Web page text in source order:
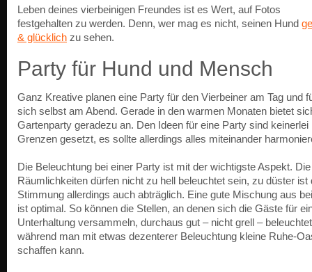
Leben deines vierbeinigen Freundes ist es Wert, auf Fotos
festgehalten zu werden. Denn, wer mag es nicht, seinen Hund
& glücklich zu sehen.
Party für Hund und Mensch
Ganz Kreative planen eine Party für den Vierbeiner am Tag und
sich selbst am Abend. Gerade in den warmen Monaten bietet
Gartenparty geradezu an. Den Ideen für eine Party sind keinerlei
Grenzen gesetzt, es sollte allerdings alles miteinander
Die Beleuchtung bei einer Party ist mit der wichtigste Aspekt. Die
Räumlichkeiten dürfen nicht zu hell beleuchtet sein, zu düster ist
Stimmung allerdings auch abträglich. Eine gute Mischung aus
ist optimal. So können die Stellen, an denen sich die Gäste für
Unterhaltung versammeln, durchaus gut – nicht grell –
während man mit etwas dezenterer Beleuchtung kleine Ruhe-
schaffen kann.